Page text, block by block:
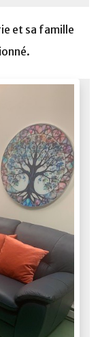
et sa famille